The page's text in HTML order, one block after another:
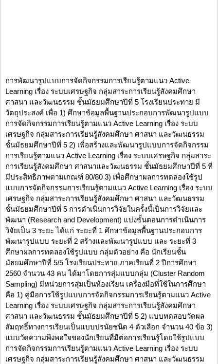
การพัฒนารูปแบบการจัดกิจกรรมการเรียนรู้ตามแนว Active
Learning เรื่อง ระบบเศรษฐกิจ กลุ่มสาระการเรียนรู้สังคมศึกษา
ศาสนา และวัฒนธรรม ชั้นมัธยมศึกษาปีที่ 5 โรงเรียนประทาย มี
วัตถุประสงค์ เพื่อ 1) ศึกษาข้อมูลพื้นฐานประกอบการพัฒนารูปแบบ
การจัดกิจกรรมการเรียนรู้ตามแนว Active Learning เรื่อง ระบบ
เศรษฐกิจ กลุ่มสาระการเรียนรู้สังคมศึกษา ศาสนา และวัฒนธรรม
ชั้นมัธยมศึกษาปีที่ 5 2) เพื่อสร้างและพัฒนารูปแบบการจัดกิจกรรม
การเรียนรู้ตามแนว Active Learning เรื่อง ระบบเศรษฐกิจ กลุ่มสาระ
การเรียนรู้สังคมศึกษา ศาสนาและวัฒนธรรม ชั้นมัธยมศึกษาปีที่ 5 ที่
มีประสิทธิภาพตามเกณฑ์ 80/80 3) เพื่อศึกษาผลการทดลองใช้รูป
แบบการจัดกิจกรรมการเรียนรู้ตามแนว Active Learning เรื่อง ระบบ
เศรษฐกิจ กลุ่มสาระการเรียนรู้สังคมศึกษา ศาสนา และวัฒนธรรม
ชั้นมัธยมศึกษาปีที่ 5 การดำเนินการวิจัยในครั้งนี้เป็นการวิจัยและ
พัฒนา (Research and Development) แบ่งขั้นตอนการดำเนินการ
วิจัยเป็น 3 ระยะ ได้แก่ ระยะที่ 1 ศึกษาข้อมูลพื้นฐานประกอบการ
พัฒนารูปแบบ ระยะที่ 2 สร้างและพัฒนารูปแบบ และ ระยะที่ 3
ศึกษาผลการทดลองใช้รูปแบบ กลุ่มตัวอย่าง คือ นักเรียนชั้น
มัธยมศึกษาปีที่ 5/5 โรงเรียนประทาย ภาคเรียนที่ 2 ปีการศึกษา
2560 จำนวน 43 คน ได้มาโดยการสุ่มแบบกลุ่ม (Cluster Random
Sampling) มีหน่วยการสุ่มเป็นห้องเรียน เครื่องมือที่ใช้ในการศึกษา
คือ 1) คู่มือการใช้รูปแบบการจัดกิจกรรมการเรียนรู้ตามแนว Active
Learning เรื่อง ระบบเศรษฐกิจ กลุ่มสาระการเรียนรู้สังคมศึกษา
ศาสนา และวัฒนธรรม ชั้นมัธยมศึกษาปีที่ 5 2) แบบทดสอบวัดผล
สัมฤทธิ์ทางการเรียนเป็นแบบปรนัยชนิด 4 ตัวเลือก จำนวน 40 ข้อ 3)
แบบวัดความพึงพอใจของนักเรียนที่มีต่อการเรียนรู้โดยใช้รูปแบบ
การจัดกิจกรรมการเรียนรู้ตามแนว Active Learning เรื่อง ระบบ
เศรษฐกิจ กลุ่มสาระการเรียนรู้สังคมศึกษา ศาสนา และวัฒนธรรม